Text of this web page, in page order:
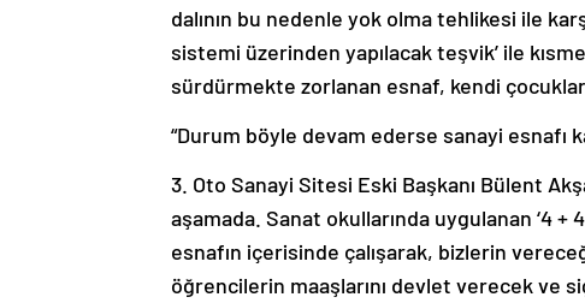
dalının bu nedenle yok olma tehlikesi ile
sistemi üzerinden yapılacak teşvik’ ile
sürdürmekte zorlanan esnaf, kendi
“Durum böyle devam ederse sanayi esnafı
3. Oto Sanayi Sitesi Eski Başkanı Bülent
aşamada. Sanat okullarında uygulanan ‘4
esnafın içerisinde çalışarak, bizlerin
öğrencilerin maaşlarını devlet verecek ve